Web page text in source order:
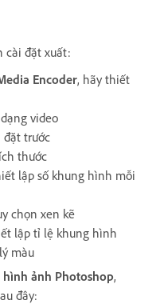
cài đặt xuất:
Encoder, hãy thiết
video
đặt trước
thước
lập số khung hình mỗi
chọn xen kẽ
lập tỉ lệ khung hình
màu
ảnh Photoshop,
đây: